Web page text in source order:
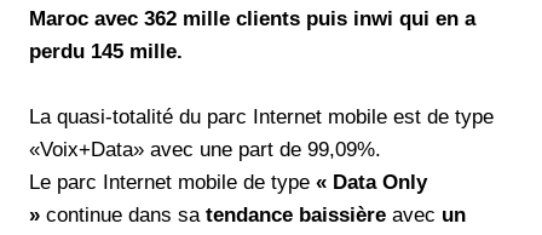
Maroc avec 362 mille clients puis inwi qui en a
perdu 145 mille.
La quasi-totalité du parc Internet mobile est de type
«Voix+Data» avec une part de 99,09%.
Le parc Internet mobile de type « Data Only
» continue dans satendance baissière avec un